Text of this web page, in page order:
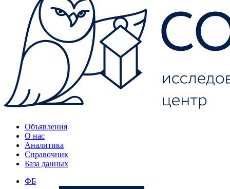
Объявления
О нас
Аналитика
Справочник
База данных
ФБ